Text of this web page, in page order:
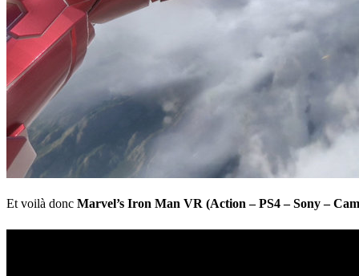
Et voilà donc Marvel’s Iron Man VR (Action – PS4 – Sony –